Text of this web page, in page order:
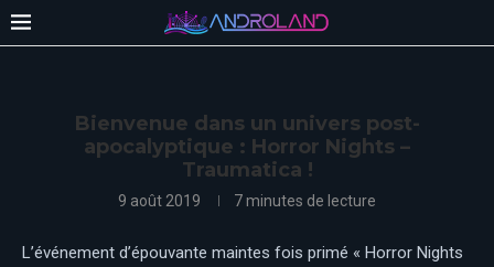
Bienvenue dans un univers post-
apocalyptique : Horror Nights –
Traumatica !
9 août 2019 7 minutes de lecture
L’événement d’épouvante maintes fois primé « Horror Nights